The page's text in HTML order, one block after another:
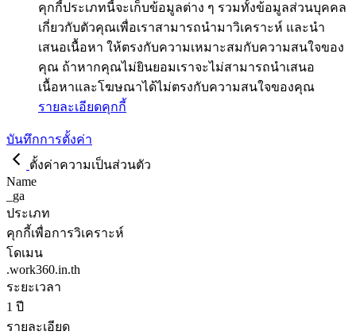
คุกกี้ประเภทนี้จะเก็บข้อมูลต่าง ๆ รวมทั้งข้อมูลส่วนบุคคล
เกี่ยวกับตัวคุณเพื่อเราสามารถนำมาวิเคราะห์ และนำ
เสนอเนื้อหา ให้ตรงกับความเหมาะสมกับความสนใจของ
คุณ ถ้าหากคุณไม่ยินยอมเราจะไม่สามารถนำเสนอ
เนื้อหาและโฆษณาได้ไม่ตรงกับความสนใจของคุณ
รายละเอียดคุกกี้
บันทึกการตั้งค่า
ตั้งค่าความเป็นส่วนตัว
Name
_ga
ประเภท
คุกกี้เพื่อการวิเคราะห์
โดเมน
.work360.in.th
ระยะเวลา
1 ปี
รายละเอียด